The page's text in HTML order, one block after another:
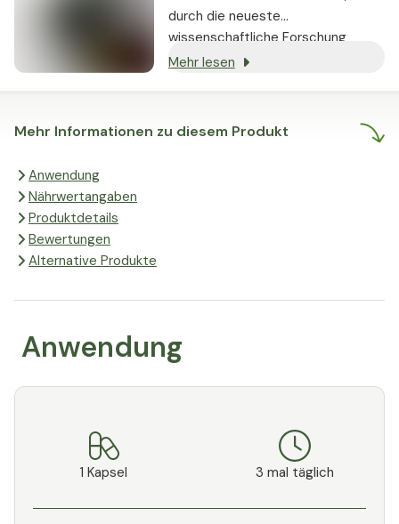
Mehr Informationen zu diesem Produkt
Anwendung
Nährwertangaben
Produktdetails
Bewertungen
Alternative Produkte
Anwendung
1 Kapsel 3 mal täglich
durch die neueste
wissenschaftliche Forschung
gestützt werden und nachweislich
Mehr lesen